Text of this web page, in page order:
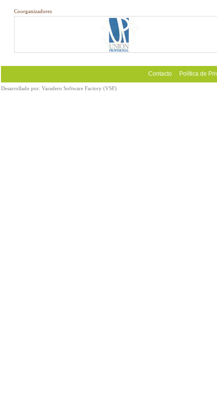
Coorganizadores
Contacto Política de
Desarrollado por: Varadero Software Factory (VSF)